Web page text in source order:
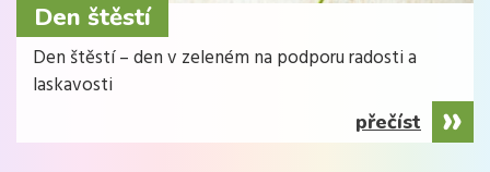
Den štěstí
Den štěstí – den v zeleném na podporu radosti a
laskavosti
přečíst